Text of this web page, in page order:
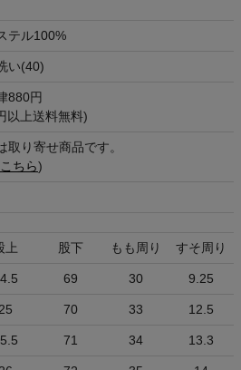
テル100%
い(40)
880円
以上送料無料)
取り寄せ商品です。
ちら)
上 股下 もも周り すそ周り
69 30 9.25
70 33 12.5
71 34 13.3